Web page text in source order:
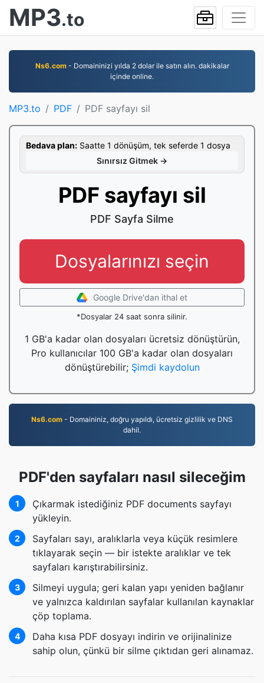
MP3.to
Ns6.com- Domaininizi yılda 2 dolar ile satın alın. dakikalar
içinde online.
MP3.to PDF PDF sayfayı sil
Bedava plan: Saatte 1 dönüşüm, tek seferde 1 dosya
Sınırsız Gitmek →
PDF sayfayı sil
PDF Sayfa Silme
Dosyalarınızı seçin
Google Drive'dan ithal et
*Dosyalar 24 saat sonra silinir.
1 GB'a kadar olan dosyaları ücretsiz dönüştürün,
Pro kullanıcılar 100 GB'a kadar olan dosyaları
dönüştürebilir; Şimdi kaydolun
Ns6.com - Domaininiz, doğru yapıldı, ücretsiz gizlilik ve DNS
dahil.
PDF'den sayfaları nasıl sileceğim
1
Çıkarmak istediğiniz PDF documents sayfayı
yükleyin.
2
Sayfaları sayı, aralıklarla veya küçük resimlere
tıklayarak seçin — bir istekte aralıklar ve tek
sayfaları karıştırabilirsiniz.
3
Silmeyi uygula; geri kalan yapı yeniden bağlanır
ve yalnızca kaldırılan sayfalar kullanılan kaynaklar
çöp toplama.
4
Daha kısa PDF dosyayı indirin ve orijinalinize
sahip olun, çünkü bir silme çıktıdan geri alınamaz.